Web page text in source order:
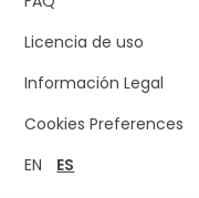
Licencia de uso
Información Legal
Cookies Preferences
EN
ES